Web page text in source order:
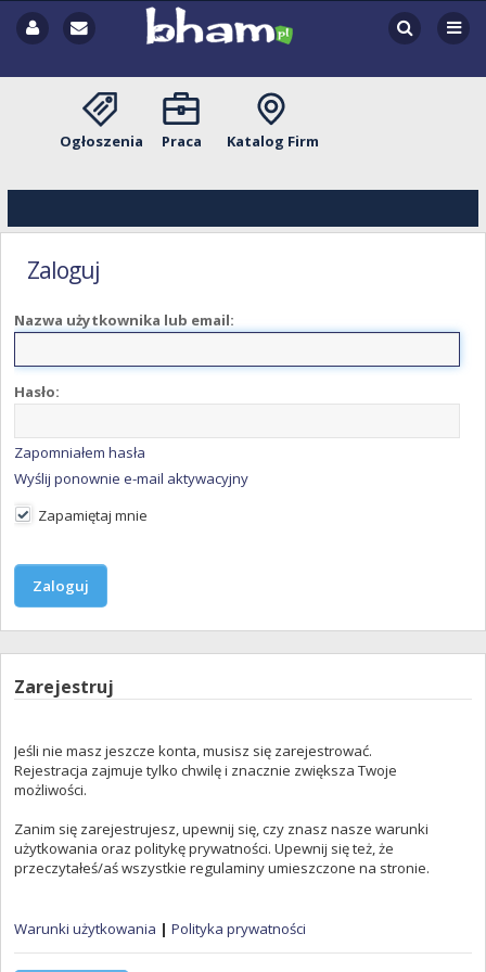
Ogłoszenia Praca Katalog Firm
Zaloguj
Nazwa użytkownika lub email:
Hasło:
Zapomniałem hasła
Wyślij ponownie e-mail aktywacyjny
Zapamiętaj mnie
Zarejestruj
Jeśli nie masz jeszcze konta, musisz się zarejestrować.
Rejestracja zajmuje tylko chwilę i znacznie zwiększa Twoje
możliwości.
Zanim się zarejestrujesz, upewnij się, czy znasz nasze warunki
użytkowania oraz politykę prywatności. Upewnij się też, że
przeczytałeś/aś wszystkie regulaminy umieszczone na stronie.
Warunki użytkowania | Polityka prywatności